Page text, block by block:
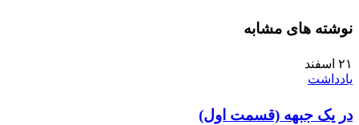
نوشته های مشابه
۲۱ اسفند
یادداشت
در یک جبهه (قسمت اول)